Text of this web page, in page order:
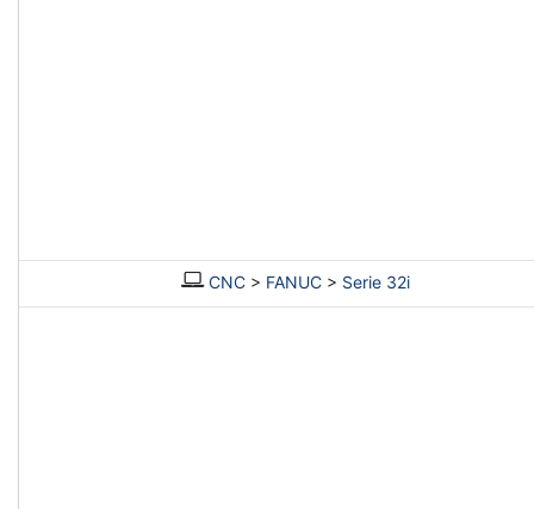
CNC > FANUC > Serie 32i